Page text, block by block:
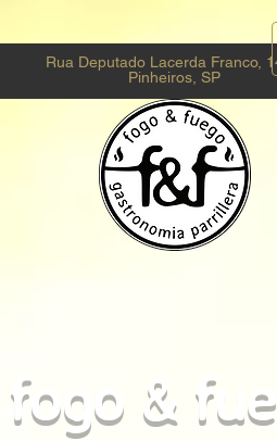
Rua Deputado Lacerda Franco,
Pinheiros, SP
fogo &